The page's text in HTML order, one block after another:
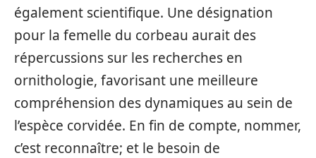
également scientifique. Une désignation
pour la femelle du corbeau aurait des
répercussions sur les recherches en
ornithologie, favorisant une meilleure
compréhension des dynamiques au sein de
l’espèce corvidée. En fin de compte, nommer,
c’est reconnaître; et le besoin de